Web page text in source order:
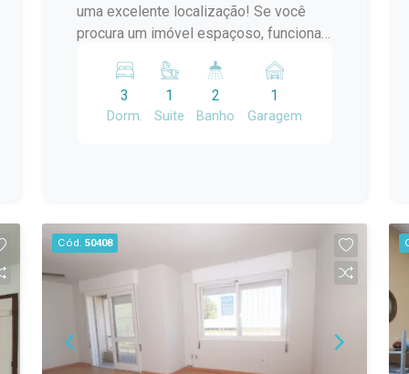
uma excelente localização! Se você
procura um imóvel espaçoso, funcional
esta é a oportunidade ideal! Com 200
m² de área construída, o imóvel conta
com: 3 dormitórios, sendo 1 suíte; Sala
Área de serviço; Duas salas adicionais,
ideais para escritório, consultório,
ateliê, depósito ou espaço de apoio. A
planta versátil permite diversas
possibilidades de uso, sendo perfeita
para famílias que valorizam ambientes
amplos, para quem deseja mais
3
Dorm.
1
Suite
2
Banho
1
Garagem
Cód. 50408